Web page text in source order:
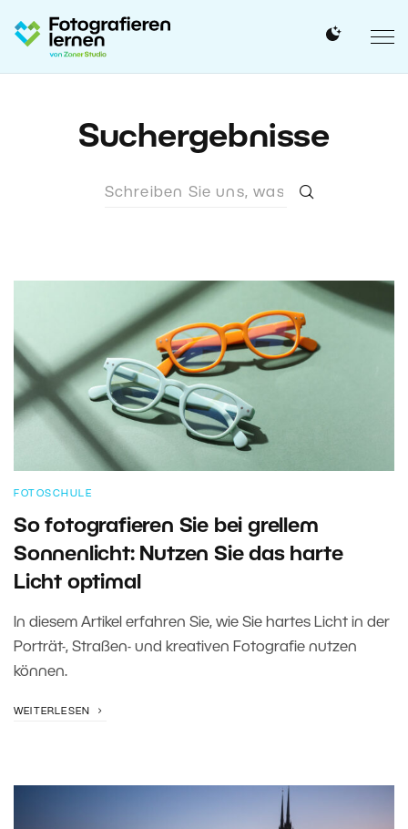
Suchergebnisse
FOTOSCHULE
So fotografieren Sie bei grellem
Sonnenlicht: Nutzen Sie das harte
Licht optimal
In diesem Artikel erfahren Sie, wie Sie hartes Licht in der
Porträt-, Straßen- und kreativen Fotografie nutzen
können.
WEITERLESEN